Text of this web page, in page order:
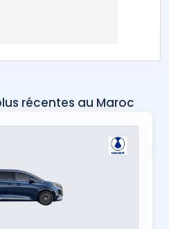
récentes au Maroc